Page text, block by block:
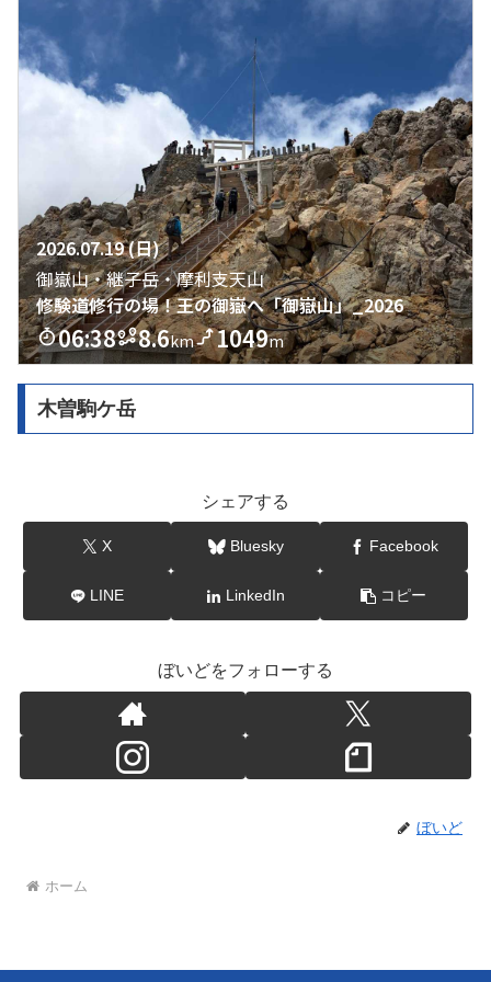
木曽駒ケ岳
シェアする
X Bluesky Facebook
LINE LinkedIn コピー
ぼいどをフォローする
ぼいど
ホーム